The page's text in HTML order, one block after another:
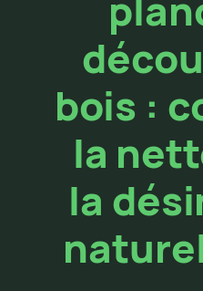
bois :
la
la